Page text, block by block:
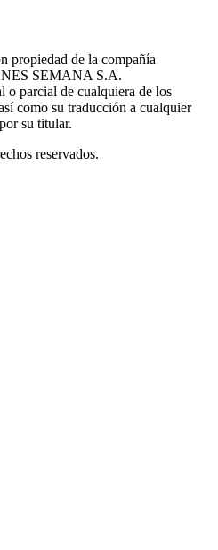
propiedad de la compañía
SEMANA S.A.
o parcial de cualquiera de los
como su traducción a cualquier
su titular.
reservados.